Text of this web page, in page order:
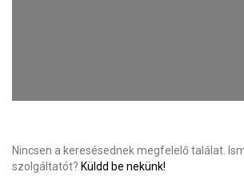
Nincsen a keresésednek megfelelő találat.
szolgáltatót? Küldd be nekünk!